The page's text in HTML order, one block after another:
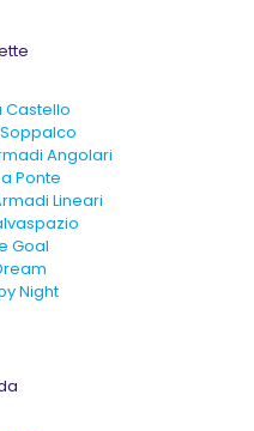
Castello
Angolari
Ponte
Lineari
Goal
Night